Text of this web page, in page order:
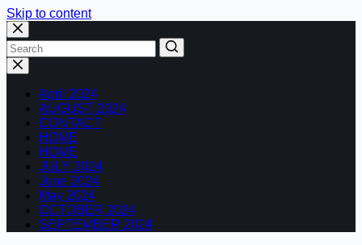
Skip to content
No
results
April 2024
AUGUST 2024
CONTACT
HOME
HOME
JULY 2024
June 2024
May 2024
OCTOBER 2024
SEPTEMBER 2024